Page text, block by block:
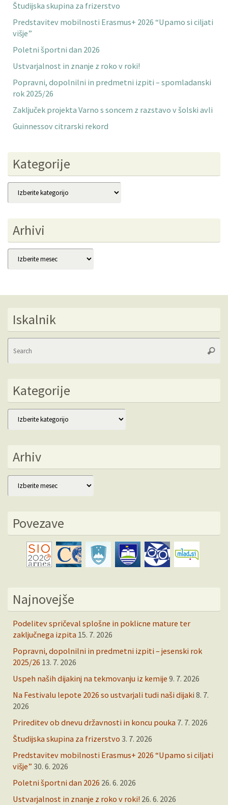
Študijska skupina za frizerstvo
Predstavitev mobilnosti Erasmus+ 2026 “Upamo si ciljati
višje”
Poletni športni dan 2026
Ustvarjalnost in znanje z roko v roki!
Popravni, dopolnilni in predmetni izpiti – spomladanski
rok 2025/26
Zaključek projekta Varno s soncem z razstavo v šolski avli
Guinnessov citrarski rekord
Kategorije
Kategorije
Arhivi
Arhivi
Iskalnik
Kategorije
Kategorije
Arhiv
Arhiv
Povezave
Najnovejše
Podelitev spričeval splošne in poklicne mature ter
zaključnega izpita 15. 7. 2026
Popravni, dopolnilni in predmetni izpiti – jesenski rok
2025/26 13. 7. 2026
Uspeh naših dijakinj na tekmovanju iz kemije 9. 7. 2026
Na Festivalu lepote 2026 so ustvarjali tudi naši dijaki 8. 7.
2026
Prireditev ob dnevu državnosti in koncu pouka 7. 7. 2026
Študijska skupina za frizerstvo 3. 7. 2026
Predstavitev mobilnosti Erasmus+ 2026 “Upamo si ciljati
višje” 30. 6. 2026
Poletni športni dan 2026 26. 6. 2026
Ustvarjalnost in znanje z roko v roki! 26. 6. 2026